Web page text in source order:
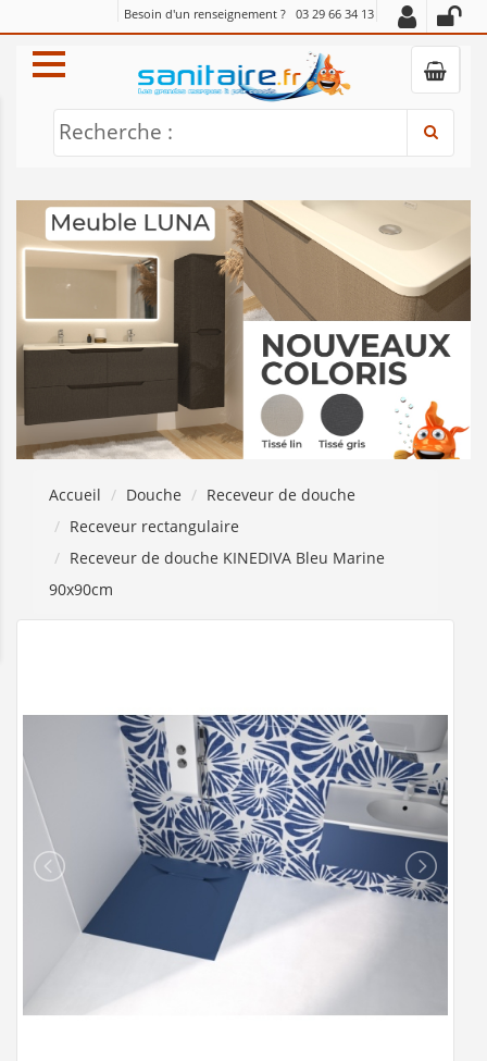
Besoin d'un renseignement ? 03 29 66 34 13
Recherche :
Accueil Douche
Receveur de douche
Receveur rectangulaire
Receveur de douche KINEDIVA Bleu Marine
90x90cm